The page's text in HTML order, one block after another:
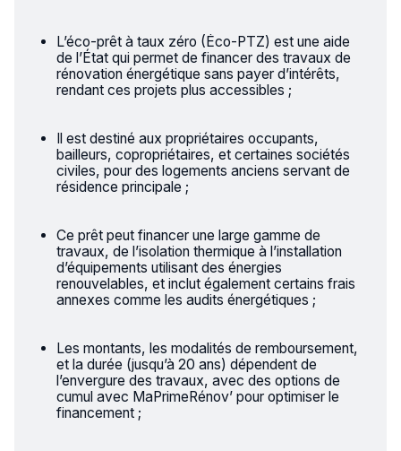
L’éco-prêt à taux zéro (Éco-PTZ) est une aide
de l’État qui permet de financer des travaux de
rénovation énergétique sans payer d’intérêts,
rendant ces projets plus accessibles ;
Il est destiné aux propriétaires occupants,
bailleurs, copropriétaires, et certaines sociétés
civiles, pour des logements anciens servant de
résidence principale ;
Ce prêt peut financer une large gamme de
travaux, de l’isolation thermique à l’installation
d’équipements utilisant des énergies
renouvelables, et inclut également certains frais
annexes comme les audits énergétiques ;
Les montants, les modalités de remboursement,
et la durée (jusqu’à 20 ans) dépendent de
l’envergure des travaux, avec des options de
cumul avec MaPrimeRénov’ pour optimiser le
financement ;